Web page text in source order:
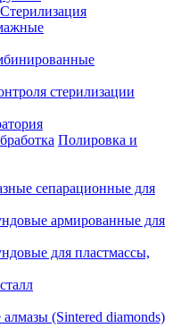
Стерилизация
стерилизации
Полировка и
сепарационные для
армированные для
для пластмассы,
(Sintered diamonds)